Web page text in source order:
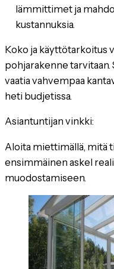
lämmittimet ja
kustannuksia.
Koko ja käyttötarkoitus
pohjarakenne
vaatia vahvempaa
heti budjetissa.
Asiantuntijan vinkki:
Aloita miettimällä, mitä
ensimmäinen askel
muodostamiseen.